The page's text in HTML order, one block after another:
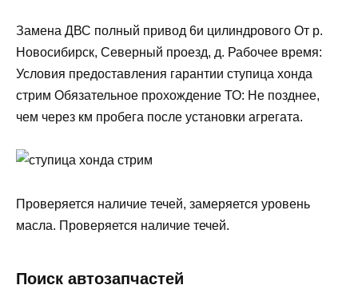
Замена ДВС полный привод 6и цилиндрового От р.
Новосибирск, Северный проезд, д. Рабочее время:
Условия предоставления гарантии ступица хонда
стрим Обязательное прохождение ТО: Не позднее,
чем через км пробега после установки агрегата.
Проверяется наличие течей, замеряется уровень
масла. Проверяется наличие течей.
Поиск автозапчастей